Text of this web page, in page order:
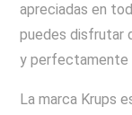
apreciadas en
puedes disfrutar
y perfectamente
La marca Krups